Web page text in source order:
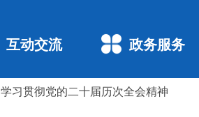
互动交流 政务服务
学习贯彻党的二十届历次全会精神